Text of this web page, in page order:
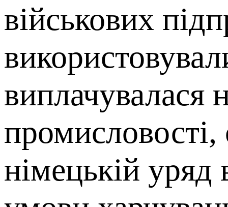
військових
виплачувалася
промисловості,
німецькій уряд